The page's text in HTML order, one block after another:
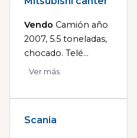
Vendo Camión año
2007, 5.5 toneladas,
chocado. Telé...
Ver más
Scania